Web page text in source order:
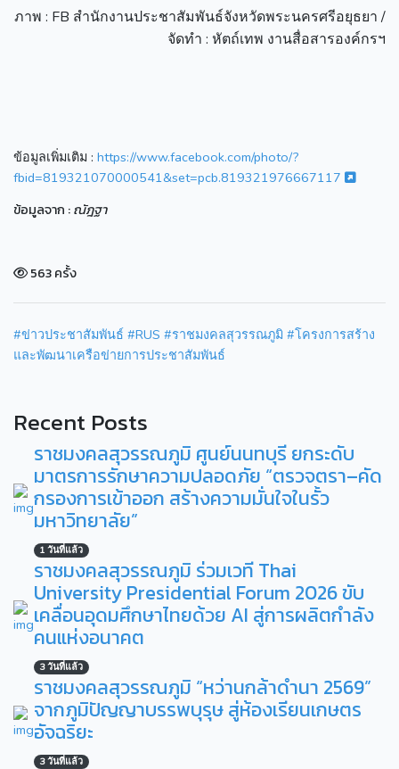
ภาพ : FB สำนักงานประชาสัมพันธ์จังหวัดพระนครศรีอยุธยา /
จัดทำ : หัตถ์เทพ งานสื่อสารองค์กรฯ
ข้อมูลเพิ่มเติม : https://www.facebook.com/photo/?
fbid=819321070000541&set=pcb.819321976667117
ข้อมูลจาก :ณัฎฐา
563 ครั้ง
#ข่าวประชาสัมพันธ์ #RUS #ราชมงคลสุวรรณภูมิ #โครงการสร้าง
และพัฒนาเครือข่ายการประชาสัมพันธ์
Recent Posts
ราชมงคลสุวรรณภูมิ ศูนย์นนทบุรี ยกระดับ
มาตรการรักษาความปลอดภัย “ตรวจตรา–คัด
กรองการเข้าออก สร้างความมั่นใจในรั้ว
มหาวิทยาลัย”
1 วันที่แล้ว
ราชมงคลสุวรรณภูมิ ร่วมเวที Thai
University Presidential Forum 2026 ขับ
เคลื่อนอุดมศึกษาไทยด้วย AI สู่การผลิตกำลัง
คนแห่งอนาคต
3 วันที่แล้ว
ราชมงคลสุวรรณภูมิ “หว่านกล้าดำนา 2569”
จากภูมิปัญญาบรรพบุรุษ สู่ห้องเรียนเกษตร
อัจฉริยะ
3 วันที่แล้ว